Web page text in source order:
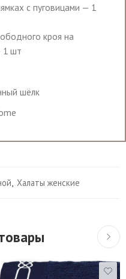
с пуговицами — 1
кроя на
1 шт
шёлк
, Халаты женские